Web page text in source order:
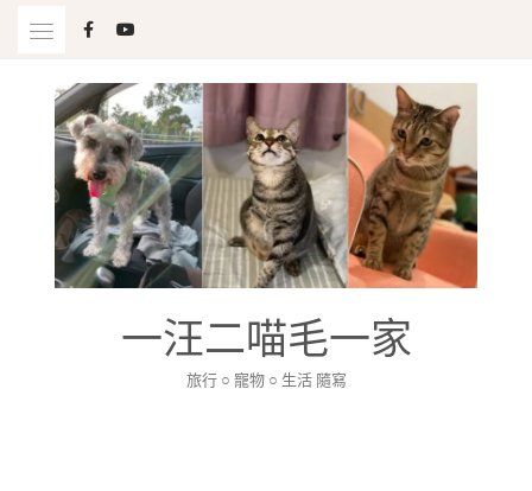
一汪二喵毛一家
旅行 ○ 寵物 ○ 生活 隨寫